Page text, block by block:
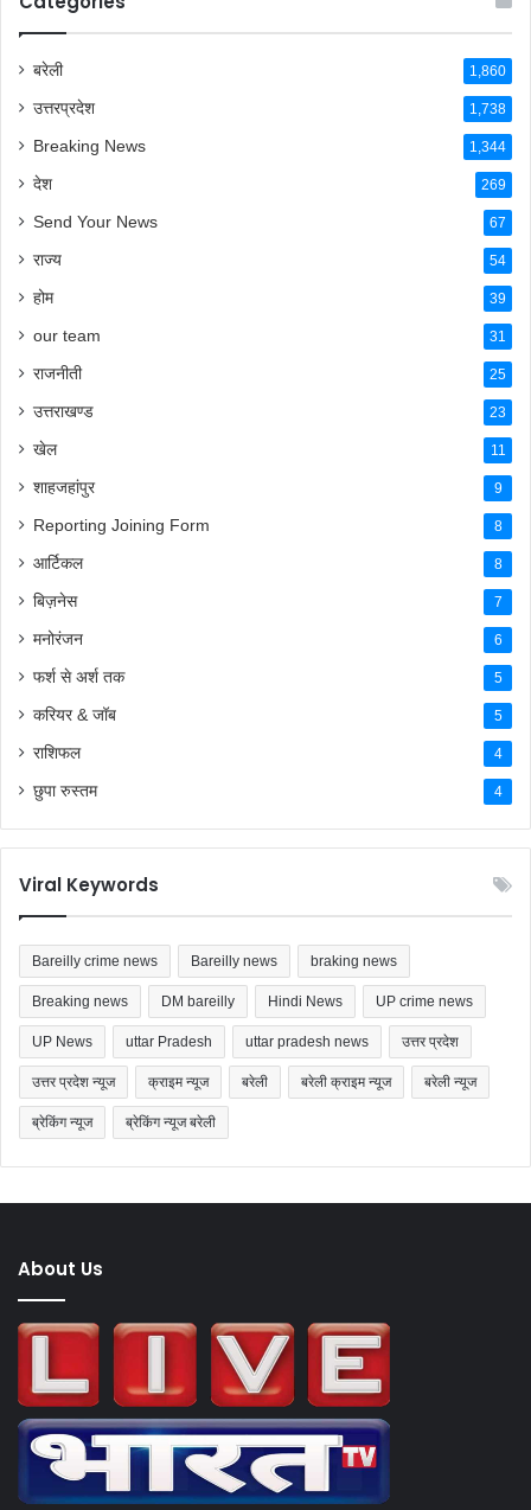
बरेली 1,860
उत्तरप्रदेश 1,738
Breaking News 1,344
देश 269
Send Your News 67
राज्य 54
होम 39
our team 31
राजनीती 25
उत्तराखण्ड 23
खेल 11
शाहजहांपुर 9
Reporting Joining Form 8
आर्टिकल 8
बिज़नेस 7
मनोरंजन 6
फर्श से अर्श तक 5
करियर & जॉब 5
राशिफल 4
छुपा रुस्तम 4
Viral Keywords
Bareilly crime news Bareilly news braking news
Breaking news DM bareilly Hindi News UP crime news
UP News uttar Pradesh uttar pradesh news उत्तर प्रदेश
उत्तर प्रदेश न्यूज क्राइम न्यूज बरेली बरेली क्राइम न्यूज बरेली न्यूज
ब्रेकिंग न्यूज ब्रेकिंग न्यूज बरेली
About Us